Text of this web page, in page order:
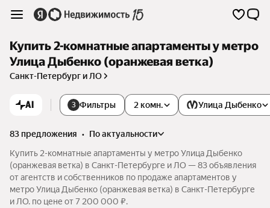
Купить 2-комнатные апартаменты у метро
Улица Дыбенко (оранжевая ветка)
Санкт-Петербург и ЛО
AI 3 Фильтры 2 комн. Улица Дыбенко
83 предложения •
по актуальности
Купить 2-комнатные апартаменты у метро Улица Дыбенко
(оранжевая ветка) в Санкт-Петербурге и ЛО — 83 объявления
от агентств и собственников по продаже апартаментов у
метро Улица Дыбенко (оранжевая ветка) в Санкт-Петербурге
и ЛО. по цене от 7 200 000 ₽.